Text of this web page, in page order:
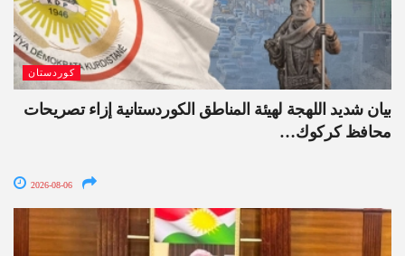
كوردستان
بيان شديد اللهجة لهيئة المناطق الكوردستانية إزاء تصريحات
محافظ كركوك…
2026-08-06